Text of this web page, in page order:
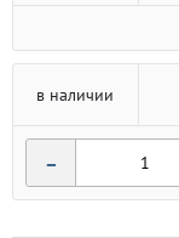
в наличии
-